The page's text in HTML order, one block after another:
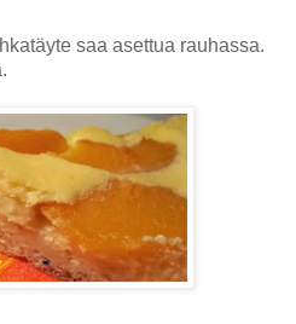
saa asettua rauhassa.